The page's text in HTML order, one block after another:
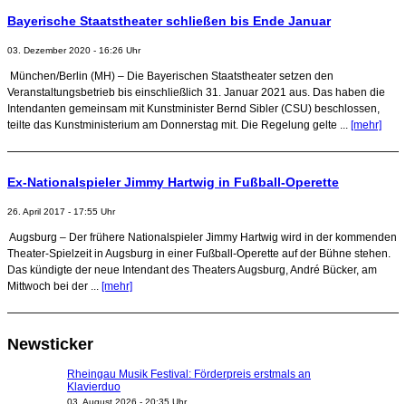
Bayerische Staatstheater schließen bis Ende Januar
03. Dezember 2020 - 16:26 Uhr
München/Berlin (MH) – Die Bayerischen Staatstheater setzen den
Veranstaltungsbetrieb bis einschließlich 31. Januar 2021 aus. Das haben die
Intendanten gemeinsam mit Kunstminister Bernd Sibler (CSU) beschlossen,
teilte das Kunstministerium am Donnerstag mit. Die Regelung gelte ... [mehr]
Ex-Nationalspieler Jimmy Hartwig in Fußball-Operette
26. April 2017 - 17:55 Uhr
Augsburg – Der frühere Nationalspieler Jimmy Hartwig wird in der kommenden
Theater-Spielzeit in Augsburg in einer Fußball-Operette auf der Bühne stehen.
Das kündigte der neue Intendant des Theaters Augsburg, André Bücker, am
Mittwoch bei der ... [mehr]
Newsticker
Rheingau Musik Festival: Förderpreis erstmals an
Klavierduo
03. August 2026 - 20:35 Uhr